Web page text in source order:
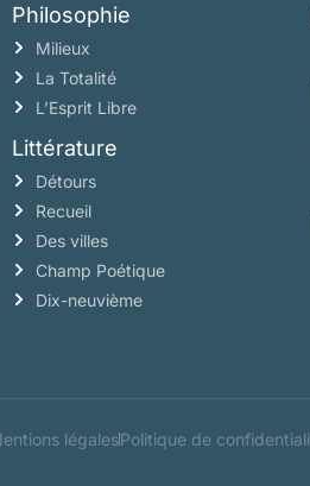
Philosophie
Milieux
La Totalité
L’Esprit Libre
Littérature
Détours
Recueil
Des villes
Champ Poétique
Dix-neuvième
légalesPolitique de